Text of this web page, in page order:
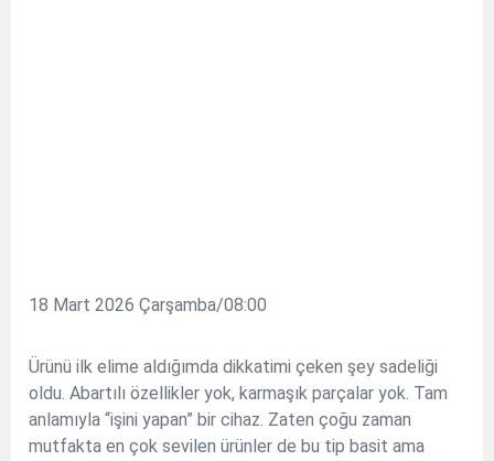
18 Mart 2026 Çarşamba/08:00
Ürünü ilk elime aldığımda dikkatimi çeken şey sadeliği
oldu. Abartılı özellikler yok, karmaşık parçalar yok. Tam
anlamıyla “işini yapan” bir cihaz. Zaten çoğu zaman
mutfakta en çok sevilen ürünler de bu tip basit ama